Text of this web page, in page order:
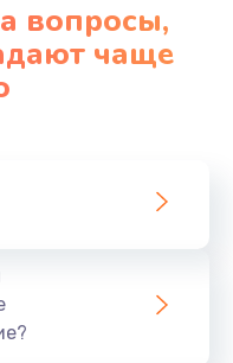
вопросы,
чаще